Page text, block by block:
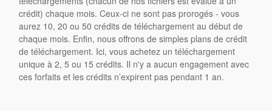
crédit) chaque mois. Ceux-ci ne sont pas prorogés - vous
aurez 10, 20 ou 50 crédits de téléchargement au début de
chaque mois. Enfin, nous offrons de simples plans de crédit
de téléchargement. Ici, vous achetez un téléchargement
unique à 2, 5 ou 15 crédits. Il n'y a aucun engagement avec
ces forfaits et les crédits n’expirent pas pendant 1 an.